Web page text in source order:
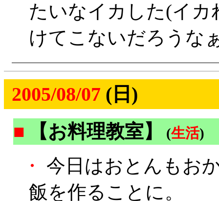
たいなイカした(イカ
けてこないだろうな
2005/08/07 (日)
■ 【お料理教室】 (生活)
・
今日はおとんもお
飯を作ることに。